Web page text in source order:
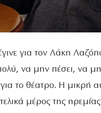
για τον Λάκη
να μην πέσει, να
το θέατρο. Η μικρή
μέρος της